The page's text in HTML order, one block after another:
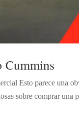
Cummins
Esto parece una
sobre comprar una